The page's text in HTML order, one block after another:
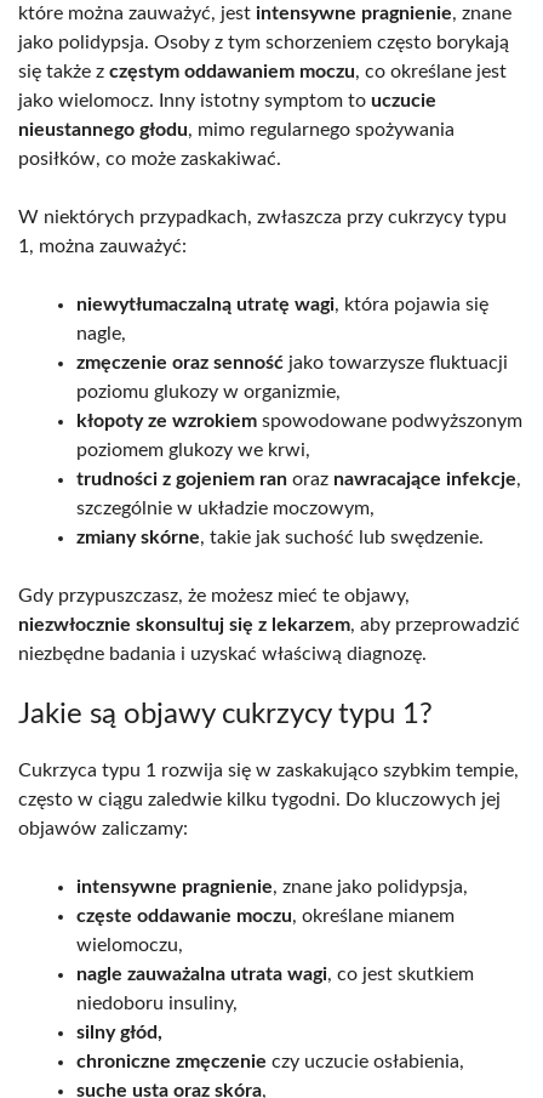
które można zauważyć, jest intensywne pragnienie, znane
jako polidypsja. Osoby z tym schorzeniem często borykają
się także z częstym oddawaniem moczu, co określane jest
jako wielomocz. Inny istotny symptom to uczucie
nieustannego głodu, mimo regularnego spożywania
posiłków, co może zaskakiwać.
W niektórych przypadkach, zwłaszcza przy cukrzycy typu
1, można zauważyć:
niewytłumaczalną utratę wagi, która pojawia się
nagle,
zmęczenie oraz senność jako towarzysze fluktuacji
poziomu glukozy w organizmie,
kłopoty ze wzrokiem spowodowane podwyższonym
poziomem glukozy we krwi,
trudności z gojeniem ran oraz nawracające infekcje,
szczególnie w układzie moczowym,
zmiany skórne, takie jak suchość lub swędzenie.
Gdy przypuszczasz, że możesz mieć te objawy,
niezwłocznie skonsultuj się z lekarzem, aby przeprowadzić
niezbędne badania i uzyskać właściwą diagnozę.
Jakie są objawy cukrzycy typu 1?
Cukrzyca typu 1 rozwija się w zaskakująco szybkim tempie,
często w ciągu zaledwie kilku tygodni. Do kluczowych jej
objawów zaliczamy:
intensywne pragnienie, znane jako polidypsja,
częste oddawanie moczu, określane mianem
wielomoczu,
nagle zauważalna utrata wagi, co jest skutkiem
niedoboru insuliny,
silny głód,
chroniczne zmęczenie czy uczucie osłabienia,
suche usta oraz skóra,